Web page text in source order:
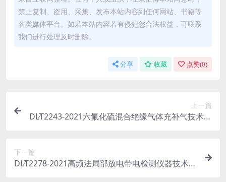
禁止复制、盗用、采集、发布本站内容到任何网站、书籍等
各类媒体平台。如若本站内容若有侵犯您合法权益，可联系
我们进行处理及时删除。
分享 收藏 点赞(0)
上一篇
DL∕T2243-2021六氟化硫混合绝缘气体充补气技术规
下一篇
DL∕T2278-2021高频法局部放电带电检测仪器技术规